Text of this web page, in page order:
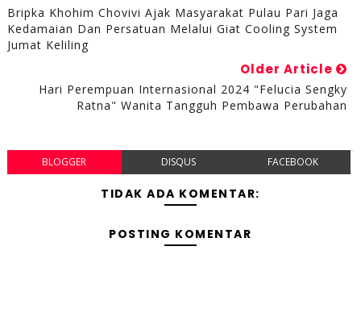
Bripka Khohim Chovivi Ajak Masyarakat Pulau Pari Jaga
Kedamaian Dan Persatuan Melalui Giat Cooling System
Jumat Keliling
Older Article
Hari Perempuan Internasional 2024 "Felucia Sengky
Ratna" Wanita Tangguh Pembawa Perubahan
BLOGGER DISQUS FACEBOOK
TIDAK ADA KOMENTAR:
POSTING KOMENTAR